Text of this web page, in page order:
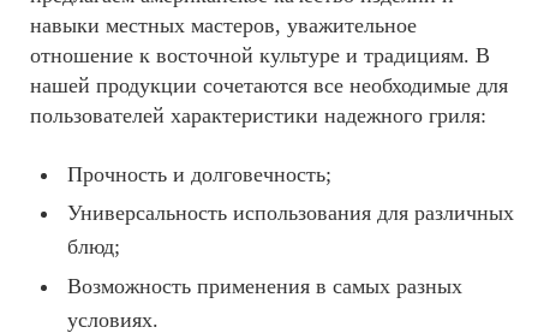
навыки местных мастеров, уважительное
отношение к восточной культуре и традициям. В
нашей продукции сочетаются все необходимые для
пользователей характеристики надежного гриля:
Прочность и долговечность;
Универсальность использования для различных
блюд;
Возможность применения в самых разных
условиях.